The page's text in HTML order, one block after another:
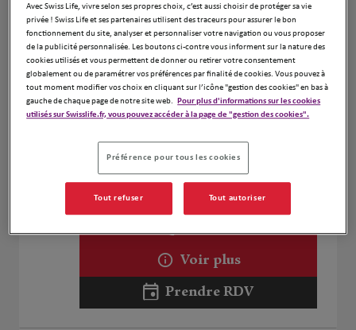
7.88 km 68200 MULHOUSE
Fermé actuellement
Ouvert sur rdv 18:00 - 20:00
Numéro
Voir plus
Cyril EICHHOLTZER
Voir plus
Prendre RDV
Avec Swiss Life, vivre selon ses propres choix, c’est aussi choisir de protéger sa vie
privée ! Swiss Life et ses partenaires utilisent des traceurs pour assurer le bon
fonctionnement du site, analyser et personnaliser votre navigation ou vous proposer
de la publicité personnalisée. Les boutons ci-contre vous informent sur la nature des
cookies utilisés et vous permettent de donner ou retirer votre consentement
globalement ou de paramétrer vos préférences par finalité de cookies. Vous pouvez à
tout moment modifier vos choix en cliquant sur l’icône "gestion des cookies" en bas à
gauche de chaque page de notre site web. Pour plus d'informations sur les cookies
utilisés sur Swisslife.fr, vous pouvez accéder à la page de "gestion des cookies".
Préférence pour tous les cookies
Tout refuser Tout autoriser